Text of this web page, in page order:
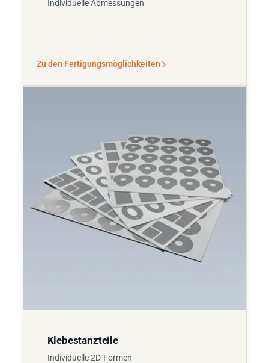
Individuelle Abmessungen
Zu den Fertigungsmöglichkeiten
Klebestanzteile
Individuelle 2D-Formen